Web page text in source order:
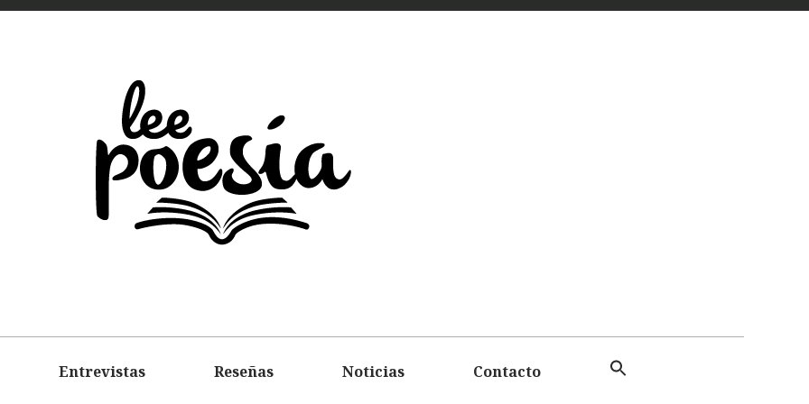
LEE
Entrevistas Reseñas Noticias Contacto